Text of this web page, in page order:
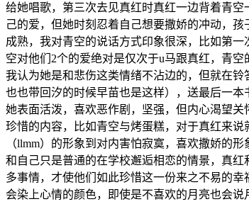
给她唱歌，第三次去见真红时真红一边背着青
己的爱，但她时刻忍着自己想要撒娇的冲动，
成熟，我对青空的说话方式印象很深，比如第
空对他们2个的爱绝对是仅次于u马跟真红，青
我认为她是和悲伤这类情绪不沾边的，但就在
也也带回汐的时候早苗也是这样），送最后一
她表面活泼，喜欢恶作剧，坚强，但内心渴望
珍惜的内容，比如青空与烤蛋糕，对于真红来
（llmm）的形象到对内害怕寂寞，喜欢撒娇的
和自己只是普通的在学校邂逅相恋的情景，真
多事情，才使他们如此珍惜这一份来之不易的
会染上心情的颜色，即使是不喜欢的月亮也会